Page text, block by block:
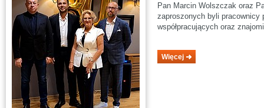
Pan Marcin Wolszczak oraz
zaproszonych byli pracownicy
współpracujących oraz
Więcej